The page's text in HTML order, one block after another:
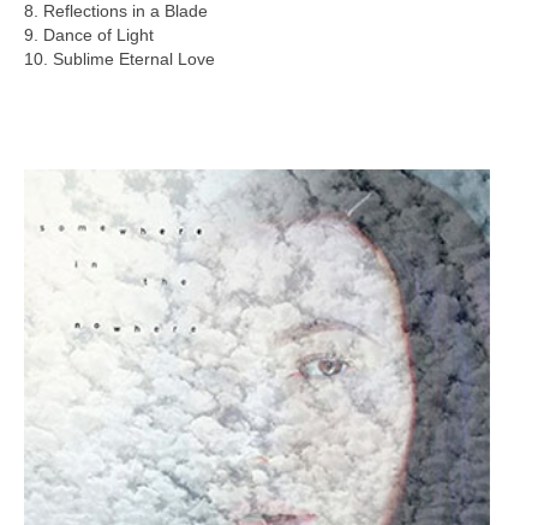
8. Reflections in a Blade
9. Dance of Light
10. Sublime Eternal Love